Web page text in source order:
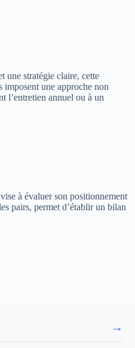
une stratégie claire, cette
imposent une approche non
l’entretien annuel ou à un
à évaluer son positionnement
pairs, permet d’établir un bilan
→